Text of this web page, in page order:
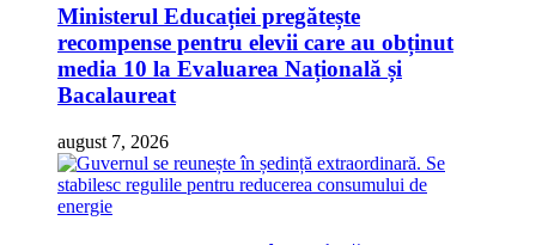
Ministerul Educației pregătește
recompense pentru elevii care au obținut
media 10 la Evaluarea Națională și
Bacalaureat
august 7, 2026